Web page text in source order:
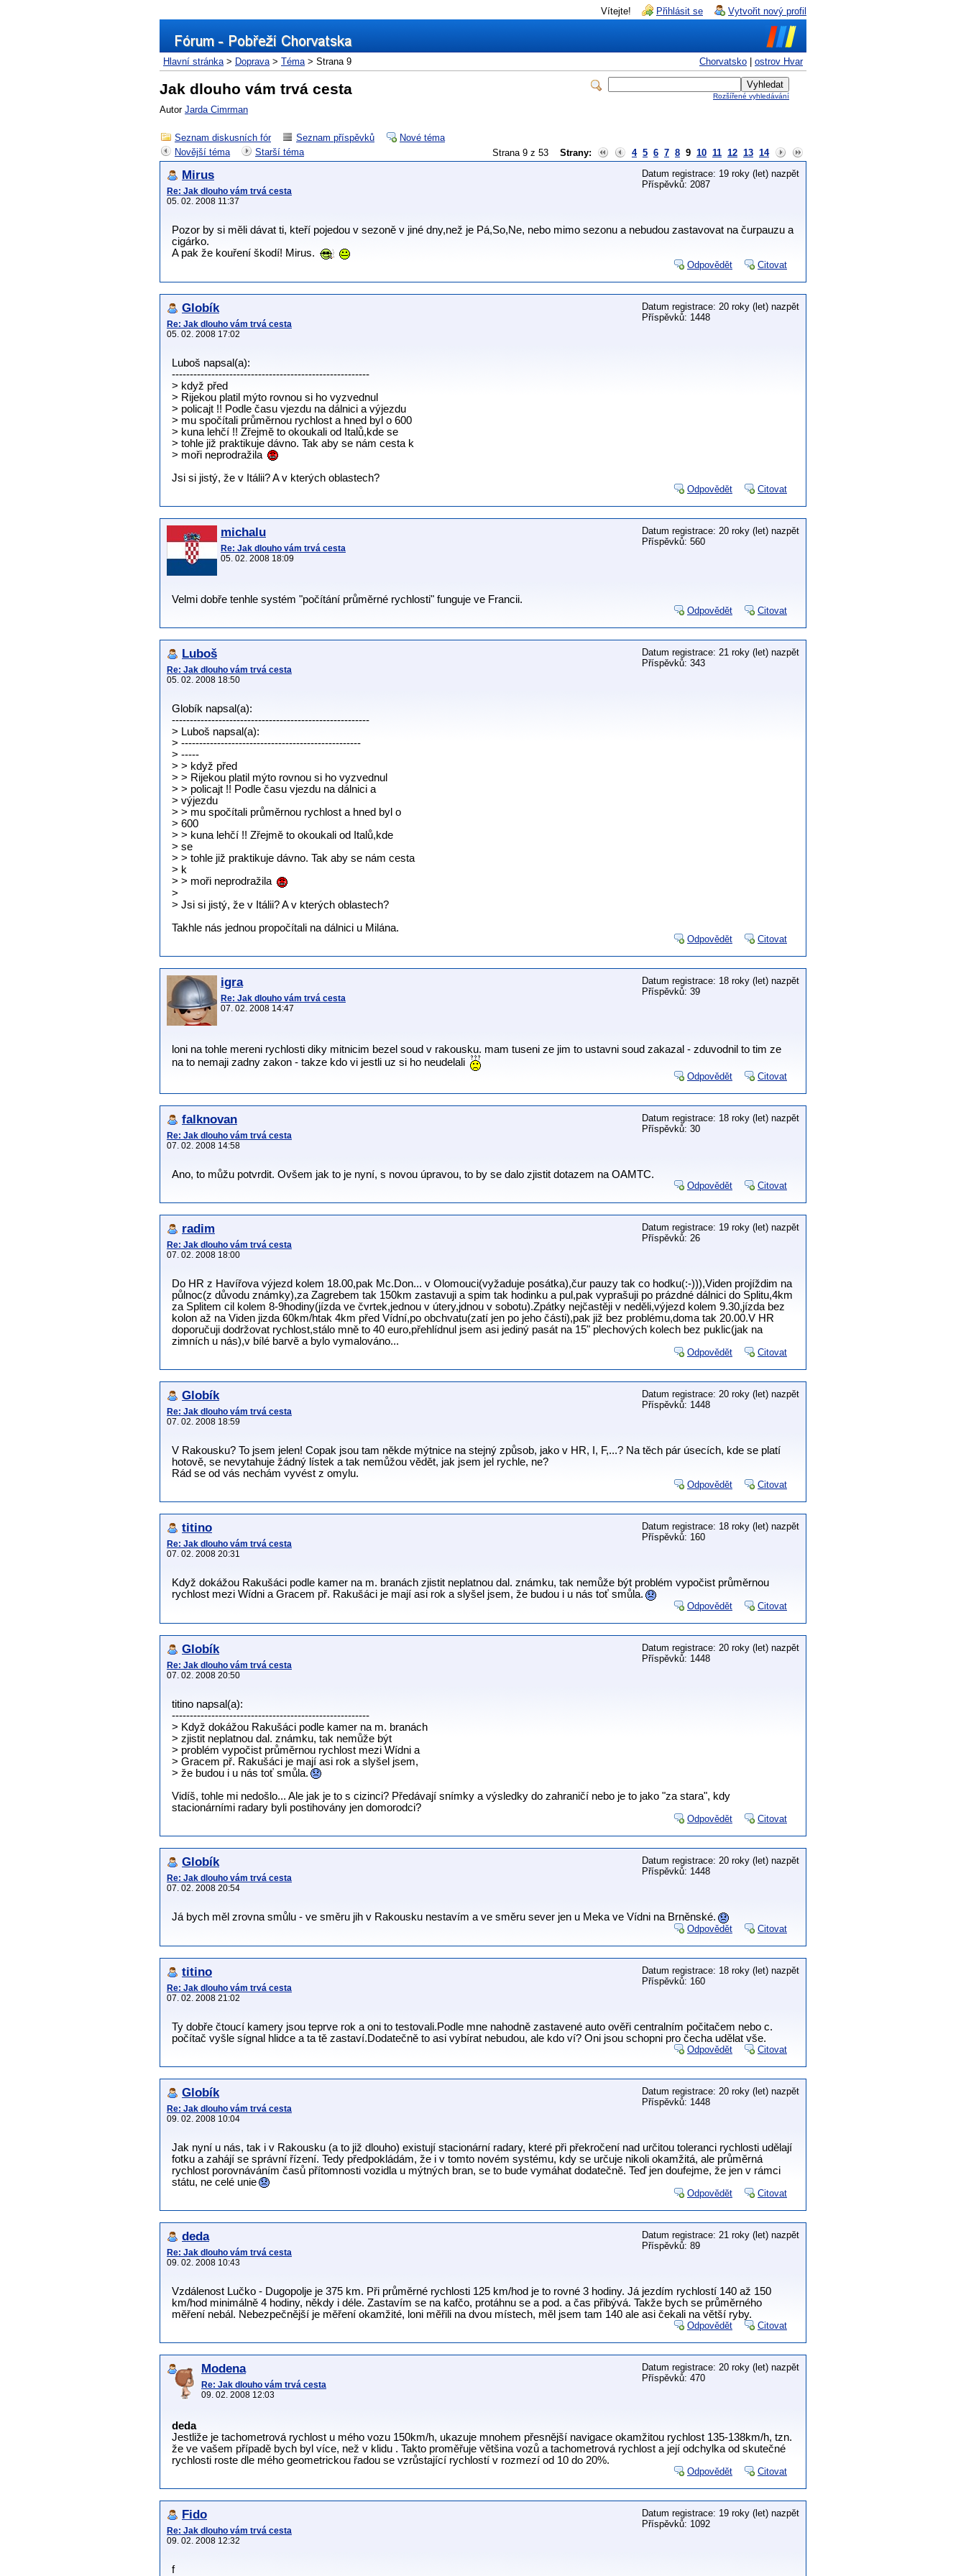
Vítejte! Přihlásit se Vytvořit nový profil
Chorvatsko ostrov Hvar
Hlavní stránka> Doprava> Téma> Strana 9
Rozšířené vyhledávání
Jak dlouho vám trvá cesta
Autor Jarda Cimrman
Seznam diskusních fór Seznam příspěvků
Nové téma
Strana 9 z 53 Strany: 4 5 6 7 8 9 10 11 12 13 14
Novější téma Starší téma
Mirus
Re: Jak dlouho vám trvá cesta
05. 02. 2008 11:37
Datum registrace: 19 roky (let) nazpět
Příspěvků: 2087
Pozor by si měli dávat ti, kteří pojedou v sezoně v jiné dny,než je Pá,So,Ne, nebo mimo sezonu a nebudou zastavovat na čurpauzu a
cigárko.
A pak že kouření škodí! Mirus.
Odpovědět Citovat
Globík
Re: Jak dlouho vám trvá cesta
05. 02. 2008 17:02
Datum registrace: 20 roky (let) nazpět
Příspěvků: 1448
Luboš napsal(a):
-------------------------------------------------------
> když před
> Rijekou platil mýto rovnou si ho vyzvednul
> policajt !! Podle času vjezdu na dálnici a výjezdu
> mu spočítali průměrnou rychlost a hned byl o 600
> kuna lehčí !! Zřejmě to okoukali od Italů,kde se
> tohle již praktikuje dávno. Tak aby se nám cesta k
> moři neprodražila
Jsi si jistý, že v Itálii? A v kterých oblastech?
Odpovědět Citovat
michalu
Re: Jak dlouho vám trvá cesta
05. 02. 2008 18:09
Datum registrace: 20 roky (let) nazpět
Příspěvků: 560
Velmi dobře tenhle systém "počítání průměrné rychlosti" funguje ve Francii.
Odpovědět Citovat
Luboš
Re: Jak dlouho vám trvá cesta
05. 02. 2008 18:50
Datum registrace: 21 roky (let) nazpět
Příspěvků: 343
Globík napsal(a):
-------------------------------------------------------
> Luboš napsal(a):
> --------------------------------------------------
> -----
> > když před
> > Rijekou platil mýto rovnou si ho vyzvednul
> > policajt !! Podle času vjezdu na dálnici a
> výjezdu
> > mu spočítali průměrnou rychlost a hned byl o
> 600
> > kuna lehčí !! Zřejmě to okoukali od Italů,kde
> se
> > tohle již praktikuje dávno. Tak aby se nám cesta
> k
> > moři neprodražila
>
> Jsi si jistý, že v Itálii? A v kterých oblastech?
Takhle nás jednou propočítali na dálnici u Milána.
Odpovědět Citovat
igra
Re: Jak dlouho vám trvá cesta
07. 02. 2008 14:47
Datum registrace: 18 roky (let) nazpět
Příspěvků: 39
loni na tohle mereni rychlosti diky mitnicim bezel soud v rakousku. mam tuseni ze jim to ustavni soud zakazal - zduvodnil to tim ze
na to nemaji zadny zakon - takze kdo vi jestli uz si ho neudelali
Odpovědět Citovat
falknovan
Re: Jak dlouho vám trvá cesta
07. 02. 2008 14:58
Datum registrace: 18 roky (let) nazpět
Příspěvků: 30
Ano, to můžu potvrdit. Ovšem jak to je nyní, s novou úpravou, to by se dalo zjistit dotazem na OAMTC.
Odpovědět Citovat
radim
Re: Jak dlouho vám trvá cesta
07. 02. 2008 18:00
Datum registrace: 19 roky (let) nazpět
Příspěvků: 26
Do HR z Havířova výjezd kolem 18.00,pak Mc.Don... v Olomouci(vyžaduje posátka),čur pauzy tak co hodku(:-))),Viden projíždim na
půlnoc(z důvodu známky),za Zagrebem tak 150km zastavuji a spim tak hodinku a pul,pak vyprašuji po prázdné dálnici do Splitu,4km
za Splitem cil kolem 8-9hodiny(jízda ve čvrtek,jednou v útery,jdnou v sobotu).Zpátky nejčastěji v neděli,výjezd kolem 9.30,jízda bez
kolon až na Viden jizda 60km/htak 4km před Vídní,po obchvatu(zatí jen po jeho části),pak již bez problému,doma tak 20.00.V HR
doporučuji dodržovat rychlost,stálo mně to 40 euro,přehlídnul jsem asi jediný pasát na 15" plechových kolech bez puklic(jak na
zimních u nás),v bílé barvě a bylo vymalováno...
Odpovědět Citovat
Globík
Re: Jak dlouho vám trvá cesta
07. 02. 2008 18:59
Datum registrace: 20 roky (let) nazpět
Příspěvků: 1448
V Rakousku? To jsem jelen! Copak jsou tam někde mýtnice na stejný způsob, jako v HR, I, F,...? Na těch pár úsecích, kde se platí
hotově, se nevytahuje žádný lístek a tak nemůžou vědět, jak jsem jel rychle, ne?
Rád se od vás nechám vyvést z omylu.
Odpovědět Citovat
titino
Re: Jak dlouho vám trvá cesta
07. 02. 2008 20:31
Datum registrace: 18 roky (let) nazpět
Příspěvků: 160
Když dokážou Rakušáci podle kamer na m. branách zjistit neplatnou dal. známku, tak nemůže být problém vypočist průměrnou
rychlost mezi Wídni a Gracem př. Rakušáci je mají asi rok a slyšel jsem, že budou i u nás toť smůla.
Odpovědět Citovat
Globík
Re: Jak dlouho vám trvá cesta
07. 02. 2008 20:50
Datum registrace: 20 roky (let) nazpět
Příspěvků: 1448
titino napsal(a):
-------------------------------------------------------
> Když dokážou Rakušáci podle kamer na m. branách
> zjistit neplatnou dal. známku, tak nemůže být
> problém vypočist průměrnou rychlost mezi Wídni a
> Gracem př. Rakušáci je mají asi rok a slyšel jsem,
> že budou i u nás toť smůla.
Vidíš, tohle mi nedošlo... Ale jak je to s cizinci? Předávají snímky a výsledky do zahraničí nebo je to jako "za stara", kdy
stacionárními radary byli postihovány jen domorodci?
Odpovědět Citovat
Globík
Re: Jak dlouho vám trvá cesta
07. 02. 2008 20:54
Datum registrace: 20 roky (let) nazpět
Příspěvků: 1448
Já bych měl zrovna smůlu - ve směru jih v Rakousku nestavím a ve směru sever jen u Meka ve Vídni na Brněnské.
Odpovědět Citovat
titino
Re: Jak dlouho vám trvá cesta
07. 02. 2008 21:02
Datum registrace: 18 roky (let) nazpět
Příspěvků: 160
Ty dobře čtoucí kamery jsou teprve rok a oni to testovali.Podle mne nahodně zastavené auto ověři centralním počitačem nebo c.
počítač vyšle sígnal hlidce a ta tě zastaví.Dodatečně to asi vybírat nebudou, ale kdo ví? Oni jsou schopni pro čecha udělat vše.
Odpovědět Citovat
Globík
Re: Jak dlouho vám trvá cesta
09. 02. 2008 10:04
Datum registrace: 20 roky (let) nazpět
Příspěvků: 1448
Jak nyní u nás, tak i v Rakousku (a to již dlouho) existují stacionární radary, které při překročení nad určitou toleranci rychlosti udělají
fotku a zahájí se správní řízení. Tedy předpokládám, že i v tomto novém systému, kdy se určuje nikoli okamžitá, ale průměrná
rychlost porovnáváním časů přítomnosti vozidla u mýtných bran, se to bude vymáhat dodatečně. Teď jen doufejme, že jen v rámci
státu, ne celé unie
Odpovědět Citovat
deda
Re: Jak dlouho vám trvá cesta
09. 02. 2008 10:43
Datum registrace: 21 roky (let) nazpět
Příspěvků: 89
Vzdálenost Lučko - Dugopolje je 375 km. Při průměrné rychlosti 125 km/hod je to rovné 3 hodiny. Já jezdím rychlostí 140 až 150
km/hod minimálně 4 hodiny, někdy i déle. Zastavím se na kafčo, protáhnu se a pod. a čas přibývá. Takže bych se průměrného
měření nebál. Nebezpečnější je měření okamžité, loni měřili na dvou místech, měl jsem tam 140 ale asi čekali na větší ryby.
Odpovědět Citovat
Modena
Re: Jak dlouho vám trvá cesta
09. 02. 2008 12:03
Datum registrace: 20 roky (let) nazpět
Příspěvků: 470
deda
Jestliže je tachometrová rychlost u mého vozu 150km/h, ukazuje mnohem přesnější navigace okamžitou rychlost 135-138km/h, tzn.
že ve vašem případě bych byl více, než v klidu . Takto proměřuje většina vozů a tachometrová rychlost a její odchylka od skutečné
rychlosti roste dle mého geometrickou řadou se vzrůstající rychlostí v rozmezí od 10 do 20%.
Odpovědět Citovat
Fido
Re: Jak dlouho vám trvá cesta
09. 02. 2008 12:32
Datum registrace: 19 roky (let) nazpět
Příspěvků: 1092
f